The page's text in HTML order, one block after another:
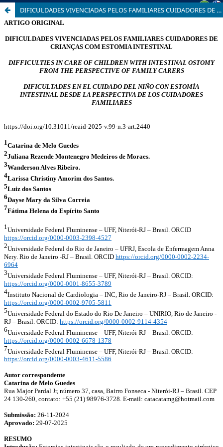
DIFICULDADES VIVENCIADAS PELOS FAMILIARES CUIDADORES DE CRIANÇAS COM ESTOMIA INTESTINAL